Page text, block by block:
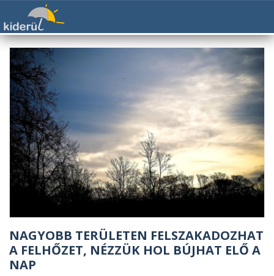
NAGYOBB TERÜLETEN FELSZAKADOZHAT
A FELHŐZET, NÉZZÜK HOL BÚJHAT ELŐ A
NAP